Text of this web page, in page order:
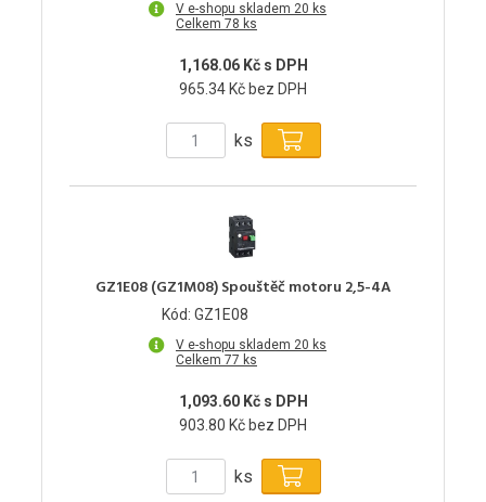
V e-shopu skladem 20 ks
Celkem 78 ks
1,168.06 Kč s DPH
965.34 Kč bez DPH
ks
GZ1E08 (GZ1M08) Spouštěč motoru 2,5-4A
Kód: GZ1E08
V e-shopu skladem 20 ks
Celkem 77 ks
1,093.60 Kč s DPH
903.80 Kč bez DPH
ks